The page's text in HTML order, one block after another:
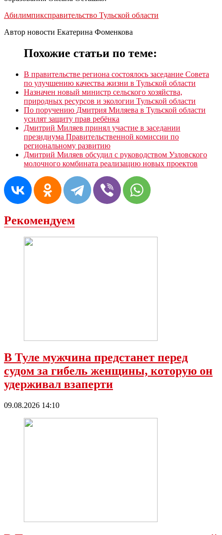
Абилимпиксправительство Тульской области
Автор новости Екатерина Фоменкова
Похожие статьи по теме:
В правительстве региона состоялось заседание Совета
по улучшению качества жизни в Тульской области
Назначен новый министр сельского хозяйства,
природных ресурсов и экологии Тульской области
По поручению Дмитрия Миляева в Тульской области
усилят защиту прав ребёнка
Дмитрий Миляев принял участие в заседании
президиума Правительственной комиссии по
региональному развитию
Дмитрий Миляев обсудил с руководством Узловского
молочного комбината реализацию новых проектов
Рекомендуем
В Туле мужчина предстанет перед
судом за гибель женщины, которую он
удерживал взаперти
09.08.2026 14:10